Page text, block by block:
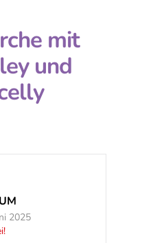
mit
und
2025